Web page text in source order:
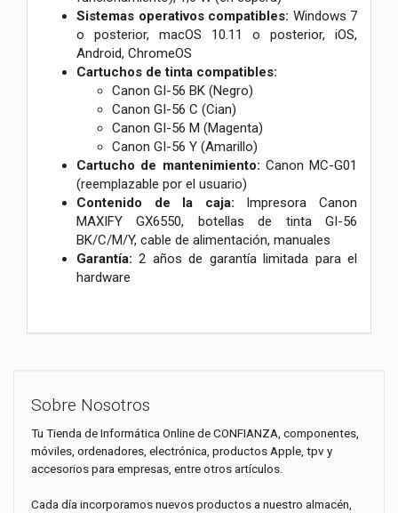
Sistemas operativos compatibles: Windows 7
o posterior, macOS 10.11 o posterior, iOS,
Android, ChromeOS
Cartuchos de tinta compatibles:
Canon GI-56 BK (Negro)
Canon GI-56 C (Cian)
Canon GI-56 M (Magenta)
Canon GI-56 Y (Amarillo)
Cartucho de mantenimiento: Canon MC-G01
(reemplazable por el usuario)
Contenido de la caja: Impresora Canon
MAXIFY GX6550, botellas de tinta GI-56
BK/C/M/Y, cable de alimentación, manuales
Garantía: 2 años de garantía limitada para el
hardware
Sobre Nosotros
Tu Tienda de Informática Online de CONFIANZA, componentes,
móviles, ordenadores, electrónica, productos Apple, tpv y
accesorios para empresas, entre otros artículos.
Cada día incorporamos nuevos productos a nuestro almacén,